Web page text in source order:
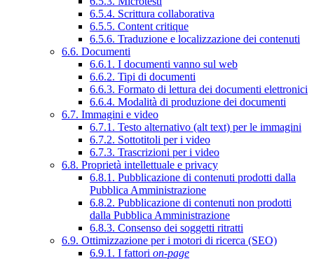
6.5.4. Scrittura collaborativa
6.5.5. Content critique
6.5.6. Traduzione e localizzazione dei contenuti
6.6. Documenti
6.6.1. I documenti vanno sul web
6.6.2. Tipi di documenti
6.6.3. Formato di lettura dei documenti elettronici
6.6.4. Modalità di produzione dei documenti
6.7. Immagini e video
6.7.1. Testo alternativo (alt text) per le immagini
6.7.2. Sottotitoli per i video
6.7.3. Trascrizioni per i video
6.8. Proprietà intellettuale e privacy
6.8.1. Pubblicazione di contenuti prodotti dalla
Pubblica Amministrazione
6.8.2. Pubblicazione di contenuti non prodotti
dalla Pubblica Amministrazione
6.8.3. Consenso dei soggetti ritratti
6.9. Ottimizzazione per i motori di ricerca (SEO)
6.9.1. I fattori on-page